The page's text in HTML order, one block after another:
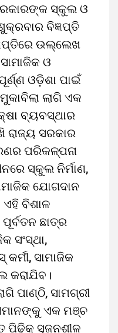
ସ୍କୁଲ ଓ
ବିଜ୍ଞପ୍ତି
ଉଲ୍ଲେଖ
ଓ
ଓଡ଼ିଶା ପାଇଁ
ଲାଗି ଏକ
ବ୍ୟବସ୍ଥାର
ସରକାର
ପରିକଳ୍ପନା
ସ୍କୁଲ ନିର୍ମାଣ,
ଯୋଗଦାନ
ବିଶାଳ
ଛାତ୍ର
ସଂସ୍ଥା,
ସାମାଜିକ
କରାଯିବ।
ପାଣ୍ଠି, ସାମଗ୍ରୀ
ଏକ ମଞ୍ଚ
ପିଢିକୁ ସୃଜନଶୀଳ